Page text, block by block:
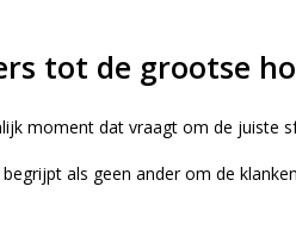
tot de grootse
moment dat vraagt om de juiste
als geen ander om de